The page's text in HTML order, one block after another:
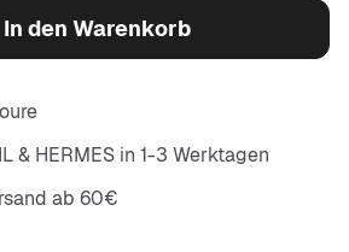
In den Warenkorb
& HERMES in 1-3 Werktagen
ab 60€